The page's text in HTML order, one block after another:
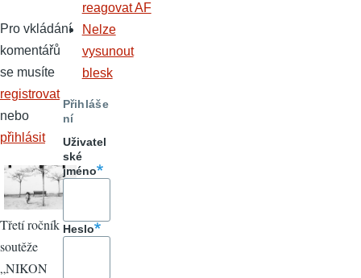
Pro vkládání
komentářů
se musíte
registrovat
nebo
přihlásit
Třetí ročník
soutěže
„NIKON
reagovat AF
Nelze
vysunout
blesk
Přihláše
ní
Uživatel
ské
jméno
Heslo